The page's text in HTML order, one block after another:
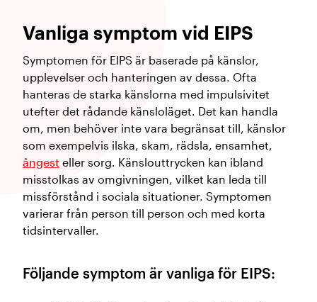
Vanliga symptom vid EIPS
Symptomen för EIPS är baserade på känslor,
upplevelser och hanteringen av dessa. Ofta
hanteras de starka känslorna med impulsivitet
utefter det rådande känsloläget. Det kan handla
om, men behöver inte vara begränsat till, känslor
som exempelvis ilska, skam, rädsla, ensamhet,
ångest eller sorg. Känslouttrycken kan ibland
misstolkas av omgivningen, vilket kan leda till
missförstånd i sociala situationer. Symptomen
varierar från person till person och med korta
tidsintervaller.
Följande symptom är vanliga för EIPS: